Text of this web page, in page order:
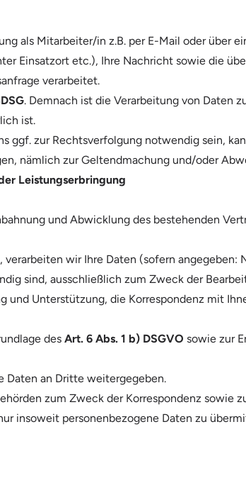
als Mitarbeiter/in z.B. per E-Mail oder über
Einsatzort etc.), Ihre Nachricht sowie die
verarbeitet.
. Demnach ist die Verarbeitung von Daten
ist.
ggf. zur Rechtsverfolgung notwendig sein,
nämlich zur Geltendmachung und/oder
Leistungserbringung
und Abwicklung des bestehenden
wir Ihre Daten (sofern
sind, ausschließlich zum Zweck der
und Unterstützung, die Korrespondenz mit
des Art. 6 Abs. 1 b) DSGVO sowie zur
Daten an Dritte weitergegeben.
zum Zweck der Korrespondenz sowie
insoweit personenbezogene Daten zu